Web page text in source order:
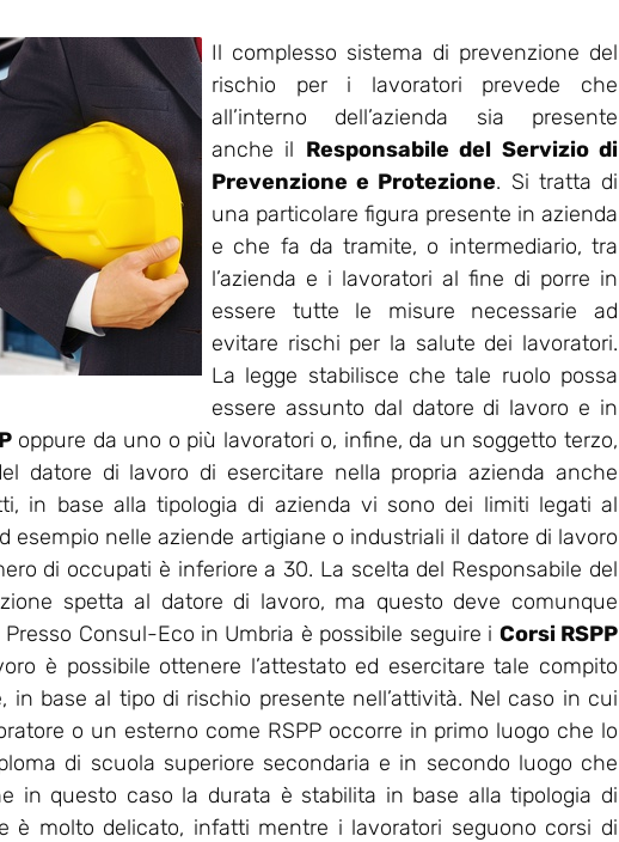
Il complesso sistema di prevenzione del
rischio per i lavoratori prevede che
all’interno dell’azienda sia presente
anche il Responsabile del Servizio di
Prevenzione e Protezione. Si tratta di
una particolare figura presente in azienda
e che fa da tramite, o intermediario, tra
l’azienda e i lavoratori al fine di porre in
essere tutte le misure necessarie ad
evitare rischi per la salute dei lavoratori.
La legge stabilisce che tale ruolo possa
essere assunto dal datore di lavoro e in
oppure da uno o più lavoratori o, infine, da un soggetto terzo,
datore di lavoro di esercitare nella propria azienda anche
in base alla tipologia di azienda vi sono dei limiti legati al
esempio nelle aziende artigiane o industriali il datore di lavoro
di occupati è inferiore a 30. La scelta del Responsabile del
spetta al datore di lavoro, ma questo deve comunque
Consul-Eco in Umbria è possibile seguire i Corsi RSPP
è possibile ottenere l’attestato ed esercitare tale compito
in base al tipo di rischio presente nell’attività. Nel caso in cui
o un esterno come RSPP occorre in primo luogo che lo
di scuola superiore secondaria e in secondo luogo che
in questo caso la durata è stabilita in base alla tipologia di
è molto delicato, infatti mentre i lavoratori seguono corsi di